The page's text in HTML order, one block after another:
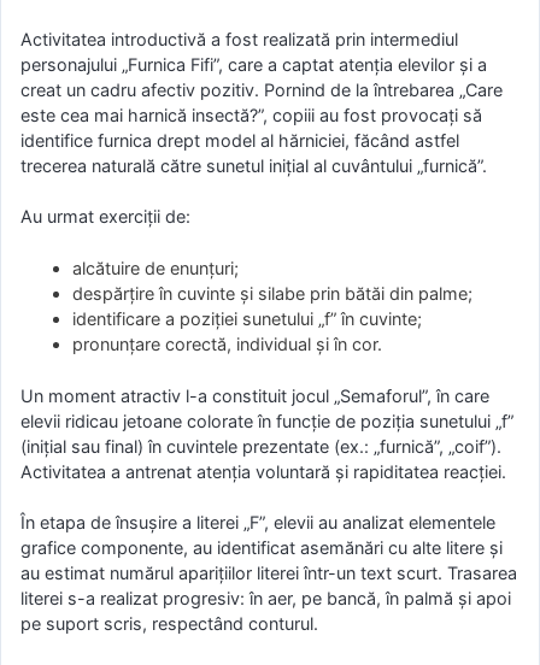
Activitatea introductivă a fost realizată prin intermediul
personajului „Furnica Fifi”, care a captat atenția elevilor și a
creat un cadru afectiv pozitiv. Pornind de la întrebarea „Care
este cea mai harnică insectă?”, copiii au fost provocați să
identifice furnica drept model al hărniciei, făcând astfel
trecerea naturală către sunetul inițial al cuvântului „furnică”.
Au urmat exerciții de:
alcătuire de enunțuri;
despărțire în cuvinte și silabe prin bătăi din palme;
identificare a poziției sunetului „f” în cuvinte;
pronunțare corectă, individual și în cor.
Un moment atractiv l-a constituit jocul „Semaforul”, în care
elevii ridicau jetoane colorate în funcție de poziția sunetului „f”
(inițial sau final) în cuvintele prezentate (ex.: „furnică”, „coif”).
Activitatea a antrenat atenția voluntară și rapiditatea reacției.
În etapa de însușire a literei „F”, elevii au analizat elementele
grafice componente, au identificat asemănări cu alte litere și
au estimat numărul aparițiilor literei într-un text scurt. Trasarea
literei s-a realizat progresiv: în aer, pe bancă, în palmă și apoi
pe suport scris, respectând conturul.